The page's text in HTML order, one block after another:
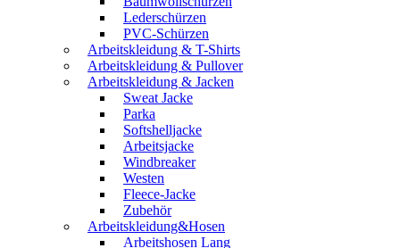
Lederschürzen
PVC-Schürzen
Arbeitskleidung & T-Shirts
Arbeitskleidung & Pullover
Arbeitskleidung & Jacken
Sweat Jacke
Parka
Softshelljacke
Arbeitsjacke
Windbreaker
Westen
Fleece-Jacke
Zubehör
Arbeitskleidung&Hosen
Arbeitshosen Lang